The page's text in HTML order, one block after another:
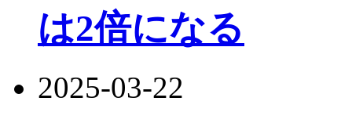
は2倍になる
2025-03-22